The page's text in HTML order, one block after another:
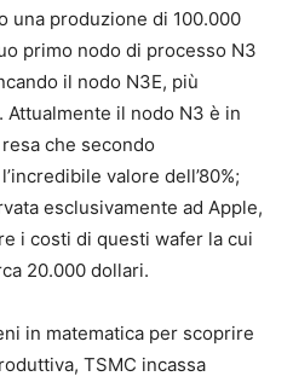
una produzione di 100.000
primo nodo di processo N3
il nodo N3E, più
il nodo N3 è in
che secondo
valore dell’80%;
esclusivamente ad Apple,
i costi di questi wafer la cui
20.000 dollari.
in matematica per scoprire
TSMC incassa